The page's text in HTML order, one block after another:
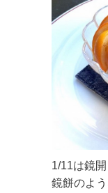
1/11は鏡開
鏡餅のよ